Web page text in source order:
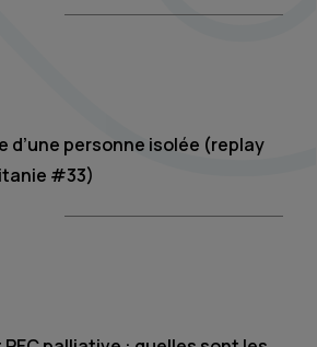
d’une personne isolée (replay
#33)